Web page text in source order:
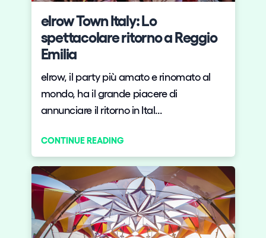
elrow Town Italy: Lo
spettacolare ritorno a Reggio
Emilia
elrow, il party più amato e rinomato al
mondo, ha il grande piacere di
annunciare il ritorno in Ital...
CONTINUE READING